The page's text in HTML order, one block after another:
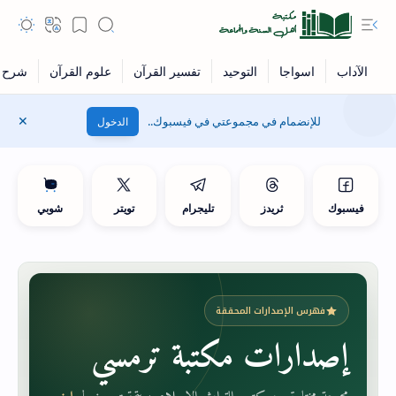
للإنضمام في مجموعتي في فيسبوك.. الدخول
فيسبوك ثريدز تليجرام تويتر شوبي
فهرس الإصدارات المحققة
إصدارات مكتبة ترمسي